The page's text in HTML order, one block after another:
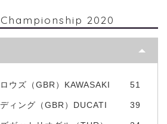
2020
ウズ（GBR）KAWASAKI 51
ィング（GBR）DUCATI 39